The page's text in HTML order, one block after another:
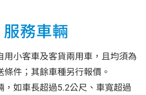
服務車輛
用小客車及客貨兩用車，且均須為
條件；其餘車種另行報價。
，如車長超過5.2公尺、車寬超過